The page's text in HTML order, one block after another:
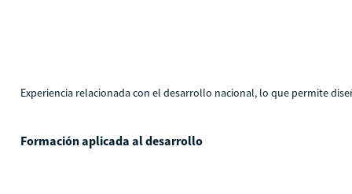
Experiencia relacionada con el desarrollo nacional, lo que permite
Formación aplicada al desarrollo